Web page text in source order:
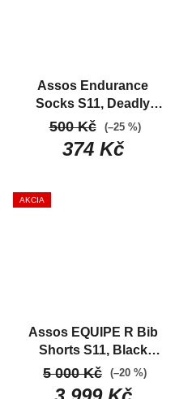
Assos Endurance
Socks S11, Deadly
BerryKlasické letné
cyklistické ponožky
374 Kč
500 Kč (–25 %)
AKCIA
Assos EQUIPE R Bib
Shorts S11, Black
seriesNová generácia
závodných nohavíc
5 000 Kč (–20 %)